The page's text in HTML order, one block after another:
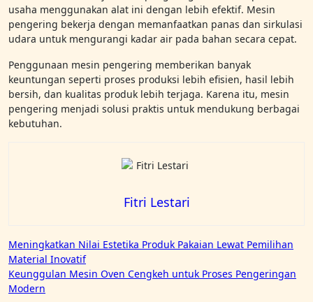
usaha menggunakan alat ini dengan lebih efektif. Mesin
pengering bekerja dengan memanfaatkan panas dan sirkulasi
udara untuk mengurangi kadar air pada bahan secara cepat.
Penggunaan mesin pengering memberikan banyak
keuntungan seperti proses produksi lebih efisien, hasil lebih
bersih, dan kualitas produk lebih terjaga. Karena itu, mesin
pengering menjadi solusi praktis untuk mendukung berbagai
kebutuhan.
Fitri Lestari
Post
navigation
Meningkatkan Nilai Estetika Produk Pakaian Lewat Pemilihan
Material Inovatif
Keunggulan Mesin Oven Cengkeh untuk Proses Pengeringan
Modern